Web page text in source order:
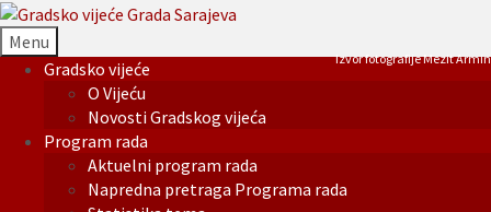
Menu
Gradsko vijeće
O Vijeću
Novosti Gradskog vijeća
Program rada
Aktuelni program rada
Napredna pretraga Programa rada
Izvor fotografije Mezit Armin